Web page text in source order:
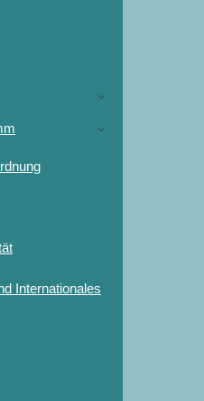
Internationales